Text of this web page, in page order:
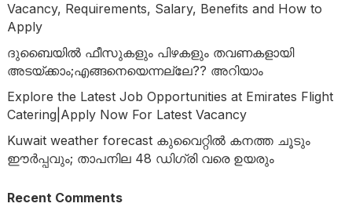
Vacancy, Requirements, Salary, Benefits and How to
Apply
ദുബൈയില്‍ ഫീസുകളും പിഴകളും തവണകളായി
അടയ്ക്കാം;എങ്ങനെയെന്നല്ലേ?? അറിയാം
Explore the Latest Job Opportunities at Emirates Flight
Catering|Apply Now For Latest Vacancy
Kuwait weather forecast കുവൈറ്റിൽ കനത്ത ചൂടും
ഈർപ്പവും; താപനില 48 ഡിഗ്രി വരെ ഉയരും
Recent Comments